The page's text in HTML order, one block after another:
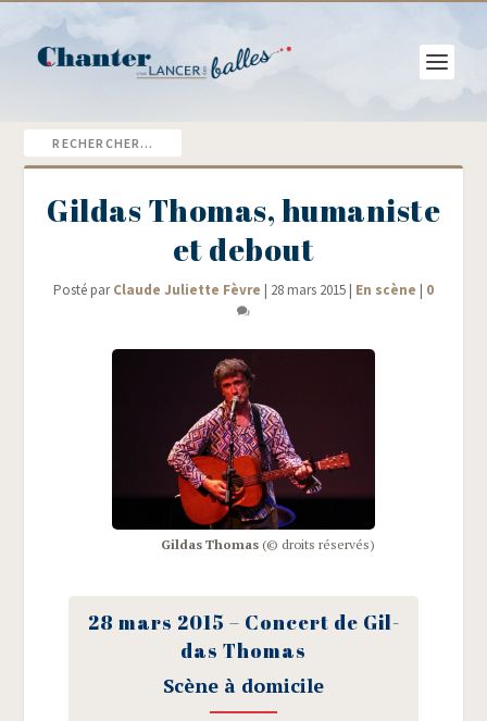
Gildas Thomas, humaniste
et debout
Posté parClaude Juliette Fèvre | 28 mars 2015 | En scène | 0
Gil­das Tho­mas(© droits réservés)
28 mars 2015 – Concert de Gil­
das Thomas
Scène à domicile